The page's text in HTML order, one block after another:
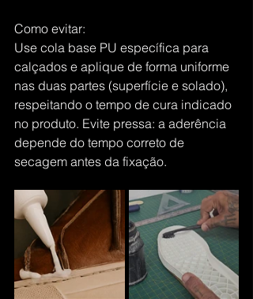
Como evitar:
Use cola base PU específica para
calçados e aplique de forma uniforme
nas duas partes (superfície e solado),
respeitando o tempo de cura indicado
no produto. Evite pressa: a aderência
depende do tempo correto de
secagem antes da fixação.